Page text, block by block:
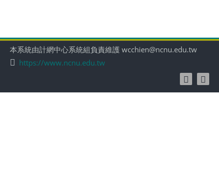
本系統由計網中心系統組負責維護 wcchien@ncnu.edu.tw
https://www.ncnu.edu.tw